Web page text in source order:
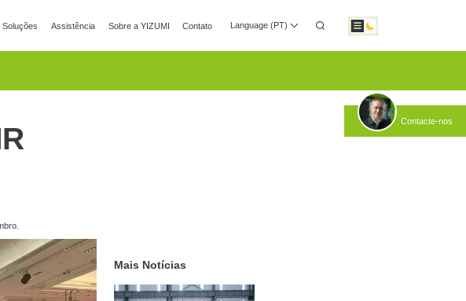
Soluções Assistência Sobre a YIZUMI Contato Language (PT)
Tixomoldagem
Junte-se À YIZUMI Centro Multimédia Relações com Investidores Transferir
Mais Notícias
Contacte-nos